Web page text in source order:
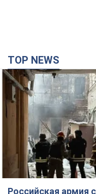
TOP NEWS
Российская армия